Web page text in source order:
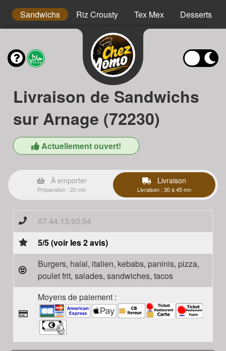
Sandwichs Riz Crousty Tex Mex Desserts
Livraison de Sandwichs
sur Arnage (72230)
Actuellement ouvert!
À emporter
Préparation : 20 min
Livraison
Livraison : 30 à 45 mn
07.44.13.93.54
5/5 (voir les 2 avis)
Burgers, halal, italien, kebabs, paninis, pizza,
poulet frit, salades, sandwiches, tacos
Moyens de paiement :